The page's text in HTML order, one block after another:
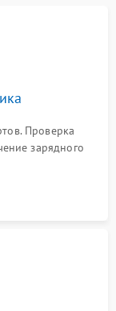
Проверка
зарядного
с помощью
проблемы.